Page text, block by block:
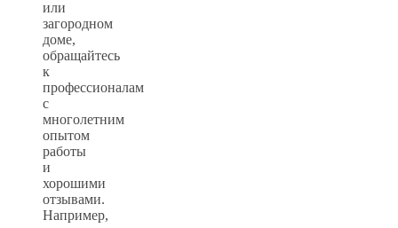
или
загородном
доме,
обращайтесь
к
профессионалам
с
многолетним
опытом
работы
и
хорошими
отзывами.
Например,